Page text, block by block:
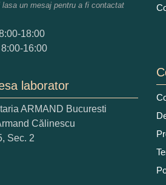
Adaugati o parere despre acest
nota acordati acestui produs?
1 2 3
tocmai bun
lasa un mesaj pentru a fi contactat
18:00
16:00
laborator
ARMAND Bucuresti
Călinescu
Sec. 2